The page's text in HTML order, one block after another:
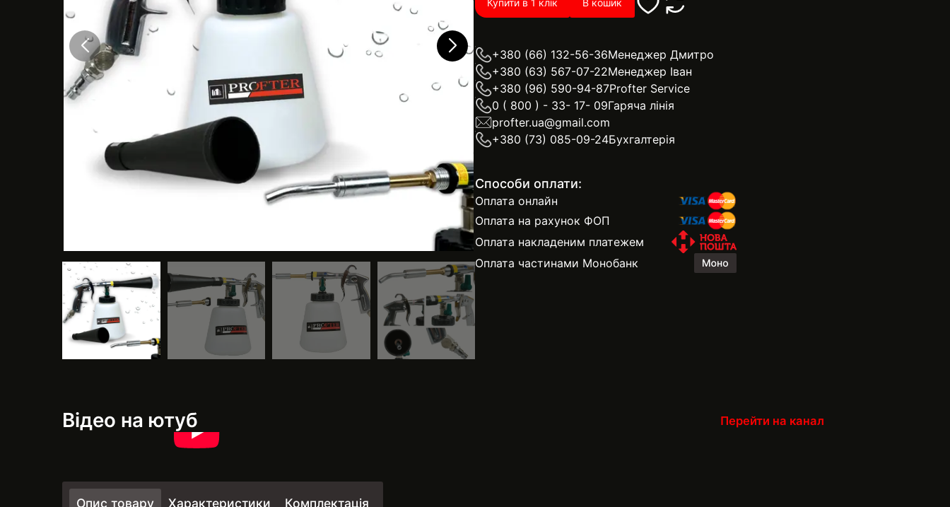
Купити в 1 клік В кошик
+380 (66) 132-56-36Менеджер Дмитро
+380 (63) 567-07-22Менеджер Іван
+380 (96) 590-94-87Profter Service
0 ( 800 ) - 33- 17- 09Гаряча лінія
profter.ua@gmail.com
+380 (73) 085-09-24Бухгалтерія
Способи оплати:
Оплата онлайн
Оплата на рахунок ФОП
Оплата накладеним платежем
Оплата частинами Монобанк
Відео на ютуб Перейти на канал
Опис товару Характеристики Комплектація